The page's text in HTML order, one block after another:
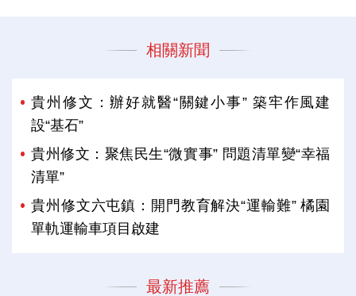
相關新聞
貴州修文：辦好就醫“關鍵小事” 築牢作風建
設“基石”
貴州修文：聚焦民生“微實事” 問題清單變“幸福
清單”
貴州修文六屯鎮：開門教育解決“運輸難” 橘園
單軌運輸車項目啟建
最新推薦